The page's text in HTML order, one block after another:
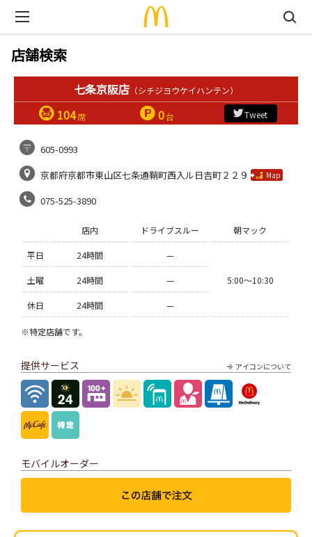
店舗検索
七条京阪店 （シチジヨウケイハンテン）
104 席 0台 Tweet
605-0993
京都府京都市東山区七条通鞘町西入ル日吉町２２９
Map
075-525-3890
店内 ドライブスルー 朝マック
平日 24時間 —
5:00〜10:30
土曜 24時間 —
休日 24時間 —
※特定店舗です。
アイコンについて
提供サービス
モバイルオーダー